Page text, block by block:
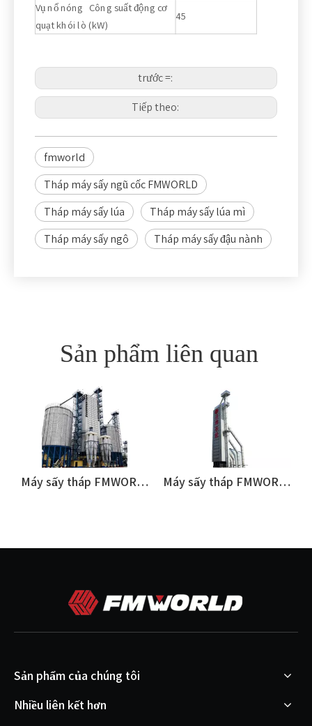
Vụ nổ nóng Công suất động cơ
quạt khói lò (kW)
45
trước =:
Tiếp theo:
fmworld
Tháp máy sấy ngũ cốc FMWORLD
Tháp máy sấy lúa
Tháp máy sấy lúa mì
Tháp máy sấy ngô
Tháp máy sấy đậu nành
Sản phẩm liên quan
Máy sấy tháp FMWORLD - 5H800 Máy sấy tháp FMWORLD - 5H300
Sản phẩm của chúng tôi
Nhiều liên kết hơn